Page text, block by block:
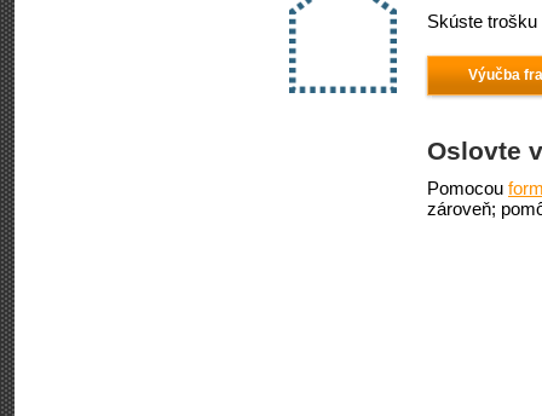
Skúste
Výučba
Oslovte
Pomocou
zároveň;